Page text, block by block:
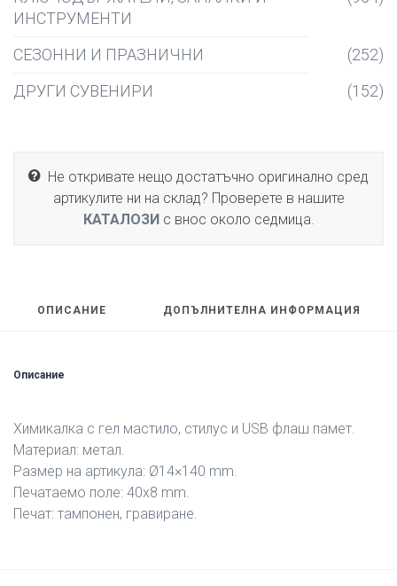
ИНСТРУМЕНТИ
СЕЗОННИ И ПРАЗНИЧНИ
(252)
ДРУГИ СУВЕНИРИ
(152)
Не откривате нещо достатъчно оригинално сред
артикулите ни на склад? Проверете в нашите
КАТАЛОЗИс внос около седмица.
ОПИСАНИЕ ДОПЪЛНИТЕЛНА ИНФОРМАЦИЯ
Описание
Xимикалка с гел мастило, стилус и USB флаш памет.
Материал: метал.
Размер на артикула: Ø14×140 mm.
Печатаемо поле: 40х8 mm.
Печат: тампонен, гравиране.